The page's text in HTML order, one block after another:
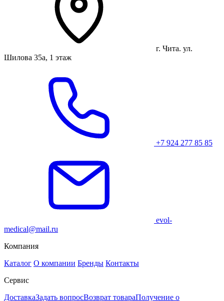
г. Чита. ул.
Шилова 35а, 1 этаж
+7 924 277 85 85
evol-
medical@mail.ru
Компания
Каталог О компании Бренды Контакты
Сервис
ДоставкаЗадать вопросВозврат товараПолучение о